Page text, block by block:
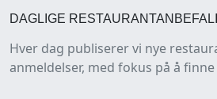
DAGLIGE
Hver dag publiserer vi nye
anmeldelser, med fokus på å